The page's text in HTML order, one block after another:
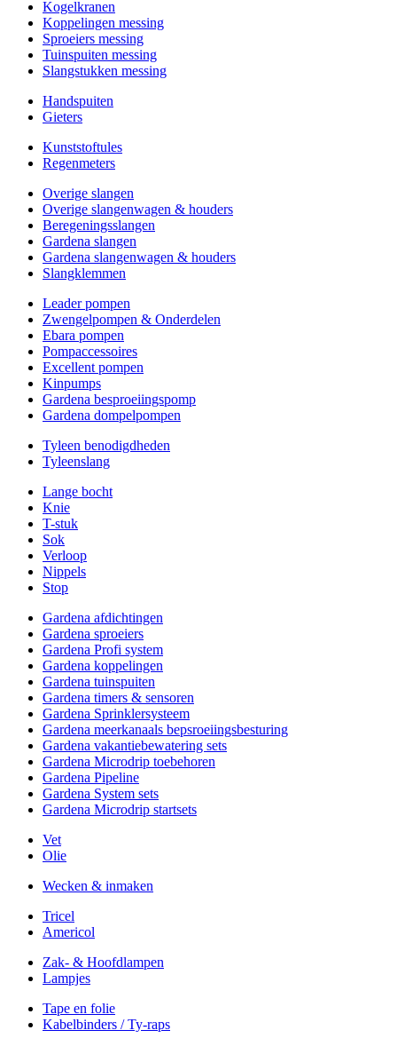
Kogelkranen
Koppelingen messing
Sproeiers messing
Tuinspuiten messing
Slangstukken messing
Handspuiten
Gieters
Kunststoftules
Regenmeters
Overige slangen
Overige slangenwagen & houders
Beregeningsslangen
Gardena slangen
Gardena slangenwagen & houders
Slangklemmen
Leader pompen
Zwengelpompen & Onderdelen
Ebara pompen
Pompaccessoires
Excellent pompen
Kinpumps
Gardena besproeiingspomp
Gardena dompelpompen
Tyleen benodigdheden
Tyleenslang
Lange bocht
Knie
T-stuk
Sok
Verloop
Nippels
Stop
Gardena afdichtingen
Gardena sproeiers
Gardena Profi system
Gardena koppelingen
Gardena tuinspuiten
Gardena timers & sensoren
Gardena Sprinklersysteem
Gardena meerkanaals bepsroeiingsbesturing
Gardena vakantiebewatering sets
Gardena Microdrip toebehoren
Gardena Pipeline
Gardena System sets
Gardena Microdrip startsets
Vet
Olie
Wecken & inmaken
Tricel
Americol
Zak- & Hoofdlampen
Lampjes
Tape en folie
Kabelbinders / Ty-raps